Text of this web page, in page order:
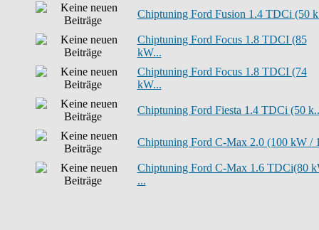
Chiptuning Ford Fusion 1.4 TDCi (50
Chiptuning Ford Focus 1.8 TDCI (85
kW...
Chiptuning Ford Focus 1.8 TDCI (74
kW...
Chiptuning Ford Fiesta 1.4 TDCi (50
Chiptuning Ford C-Max 2.0 (100 kW /
Chiptuning Ford C-Max 1.6 TDCi(80
...